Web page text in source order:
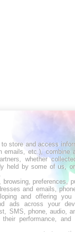
to store and access
emails, etc.), combine
whether
held by some of us,
preferences,
and emails,
and offering you
ads across your
SMS, phone, audio,
performance, and